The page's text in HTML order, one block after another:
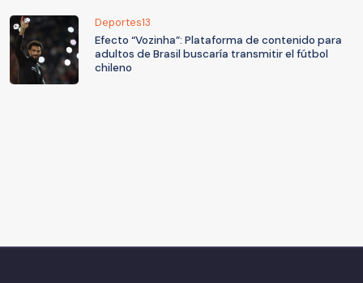
Deportes13
Efecto “Vozinha”: Plataforma de contenido para
adultos de Brasil buscaría transmitir el fútbol
chileno